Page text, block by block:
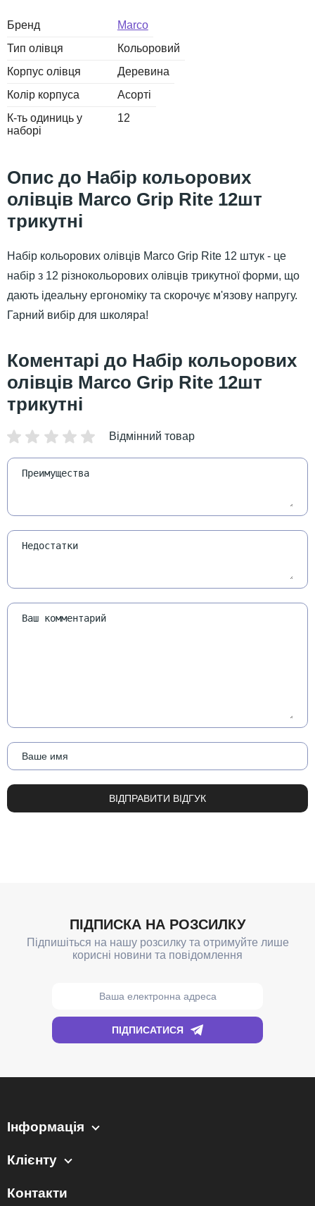
Бренд
Marco
Тип олівця
Кольоровий
Корпус олівця
Деревина
Колір корпуса
Асорті
К-ть одиниць у
наборі
12
Набір кольорових
олівців Marco Grip Rite 12шт
трикутні
Набір кольорових олівців Marco Grip Rite 12 штук - це
набір з 12 різнокольорових олівців трикутної форми, що
дають ідеальну ергономіку та скорочує м'язову напругу.
Гарний вибір для школяра!
Набір кольорових
олівців Marco Grip Rite 12шт
трикутні
Інформація
Клієнту